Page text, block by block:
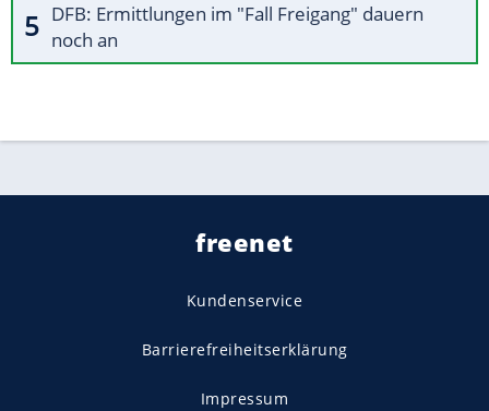
DFB: Ermittlungen im "Fall Freigang" dauern
noch an
freenet
Kundenservice
Barrierefreiheitserklärung
Impressum